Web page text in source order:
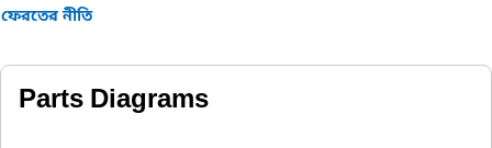
ফেরতের নীতি
Parts Diagrams